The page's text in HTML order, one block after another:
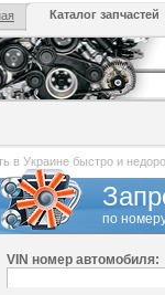
Каталог запчастей
в Украине быстро и
по
VIN номер автомобиля: